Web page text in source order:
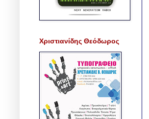
Χριστιανίδης Θεόδωρος